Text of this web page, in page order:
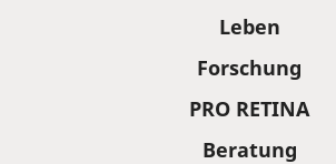
Leben
Forschung
PRO RETINA
Beratung